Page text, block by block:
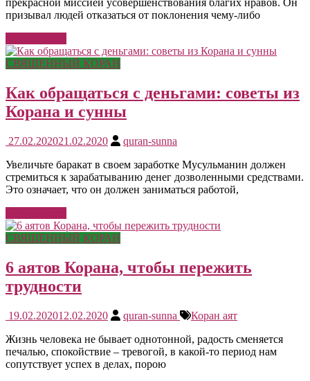
прекрасной миссией усовершенствования благих нравов. Он
призывал людей отказаться от поклонения чему-либо
СВЯЩЕННЫЙ КОРАН
Как обращаться с деньгами: советы из
Корана и сунны
27.02.202021.02.2020
quran-sunna
Увеличьте баракат в своем заработке Мусульманин должен
стремиться к зарабатыванию денег дозволенными средствами.
Это означает, что он должен заниматься работой,
СВЯЩЕННЫЙ КОРАН
6 аятов Корана, чтобы пережить
трудности
19.02.202012.02.2020 quran-sunna
Коран аят
Жизнь человека не бывает однотонной, радость сменяется
печалью, спокойствие – тревогой, в какой-то период нам
сопутствует успех в делах, порою